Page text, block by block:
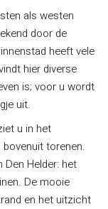
als westen
door de
heeft vele
hier diverse
is; voor u wordt
uit.
u in het
torenen.
Helder: het
De mooie
en het uitzicht